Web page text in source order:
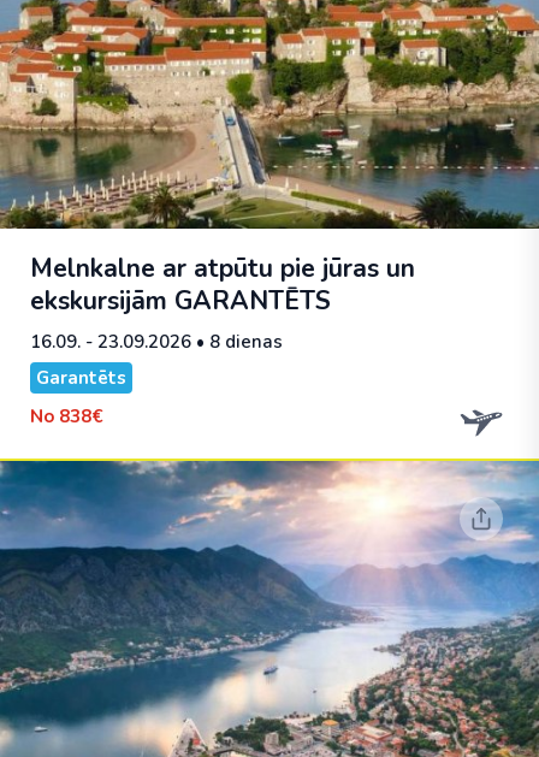
Melnkalne ar atpūtu pie jūras un
ekskursijām GARANTĒTS
16.09. - 23.09.2026 • 8 dienas
Garantēts
No 838€